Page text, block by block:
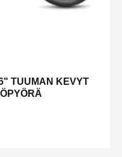
TUUMAN KEVYT